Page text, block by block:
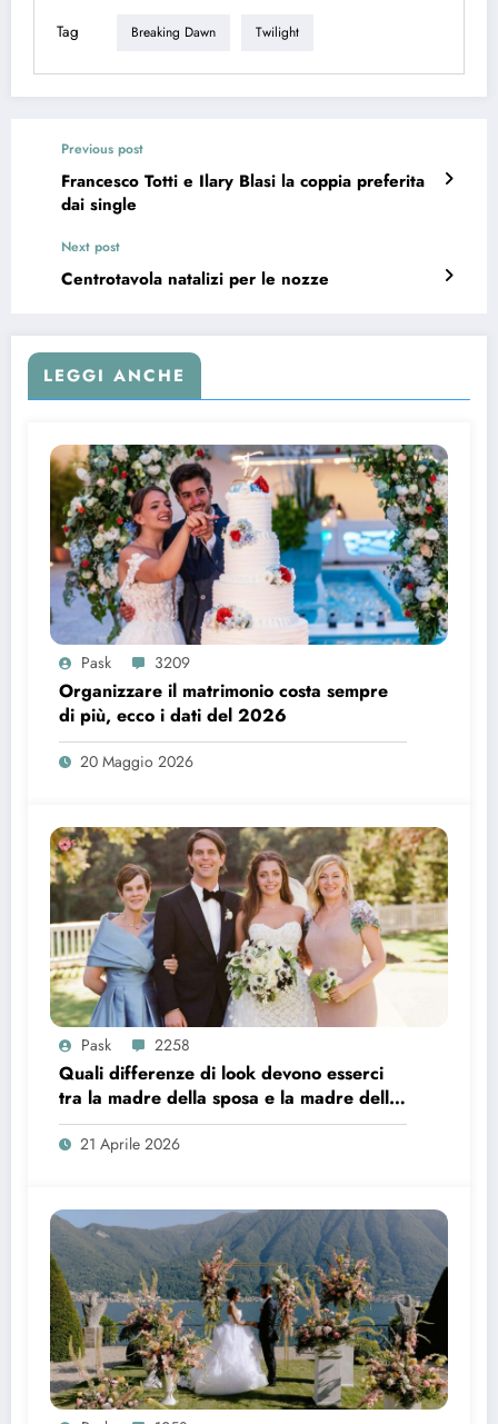
Tag Breaking Dawn Twilight
Previous post
Francesco Totti e Ilary Blasi la coppia preferita
dai single
Next post
Centrotavola natalizi per le nozze
LEGGI ANCHE
Pask 3209
Organizzare il matrimonio costa sempre
di più, ecco i dati del 2026
20 Maggio 2026
Pask 2258
Quali differenze di look devono esserci
tra la madre della sposa e la madre dello
sposo?
21 Aprile 2026